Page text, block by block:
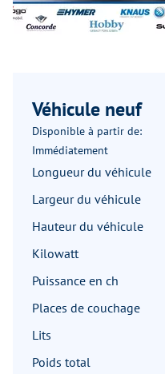
Véhicule neuf
Disponible à partir de:
Immédiatement
Longueur du véhicule
Largeur du véhicule
Hauteur du véhicule
Kilowatt
Puissance en ch
Places de couchage
Lits
Poids total